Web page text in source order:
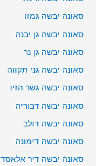
סאונה יבשה גמזו
סאונה יבשה גן יבנה
סאונה יבשה גן נר
סאונה יבשה גני תקווה
סאונה יבשה גשר הזיו
סאונה יבשה דבוריה
סאונה יבשה דולב
סאונה יבשה דימונה
סאונה יבשה דיר אלאסד